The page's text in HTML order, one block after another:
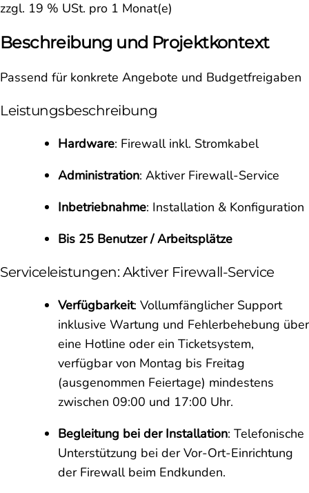
zzgl. 19 % USt. pro 1 Monat(e)
Beschreibung und Projektkontext
Passend für konkrete Angebote und Budgetfreigaben
Leistungsbeschreibung
Hardware: Firewall inkl. Stromkabel
Administration: Aktiver Firewall-Service
Inbetriebnahme: Installation & Konfiguration
Bis 25 Benutzer / Arbeitsplätze
Serviceleistungen: Aktiver Firewall-Service
Verfügbarkeit: Vollumfänglicher Support
inklusive Wartung und Fehlerbehebung über
eine Hotline oder ein Ticketsystem,
verfügbar von Montag bis Freitag
(ausgenommen Feiertage) mindestens
zwischen 09:00 und 17:00 Uhr.
Begleitung bei der Installation: Telefonische
Unterstützung bei der Vor-Ort-Einrichtung
der Firewall beim Endkunden.